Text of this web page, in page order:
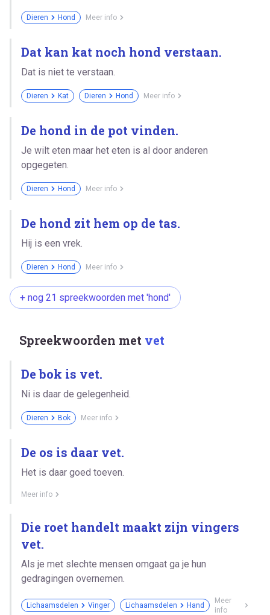
Dieren Hond Meer info
Dat kan kat noch hond verstaan.
Dat is niet te verstaan.
Dieren Kat Dieren Hond Meer info
De hond in de pot vinden.
Je wilt eten maar het eten is al door anderen
opgegeten.
Dieren Hond Meer info
De hond zit hem op de tas.
Hij is een vrek.
Dieren Hond Meer info
+ nog 21 spreekwoorden met 'hond'
Spreekwoorden met vet
De bok is vet.
Ni is daar de gelegenheid.
Dieren Bok Meer info
De os is daar vet.
Het is daar goed toeven.
Meer info
Die roet handelt maakt zijn vingers
vet.
Als je met slechte mensen omgaat ga je hun
gedragingen overnemen.
Lichaamsdelen Vinger Lichaamsdelen Hand
Meer
info